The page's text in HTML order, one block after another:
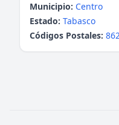
Municipio: Centro
Estado: Tabasco
Códigos Postales: